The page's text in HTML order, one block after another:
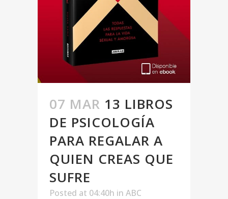
07 MAR 13 LIBROS
DE PSICOLOGÍA
PARA REGALAR A
QUIEN CREAS QUE
SUFRE
Posted at 04:40h in ABC